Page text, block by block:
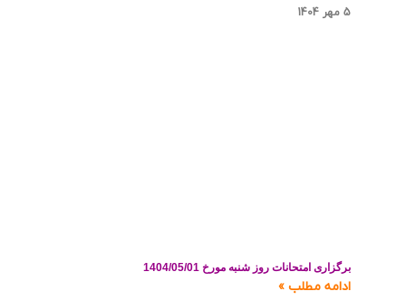
برگزاری امتحانات روز شنبه مورخ 1404/05/01
ادامه مطلب »